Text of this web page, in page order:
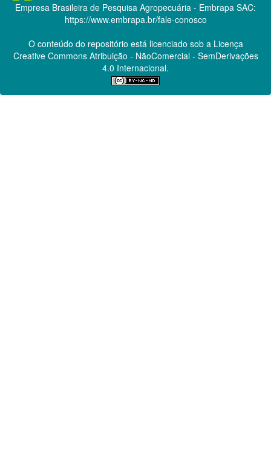
Empresa Brasileira de Pesquisa Agropecuária - Embrapa SAC:
https://www.embrapa.br/fale-conosco
O conteúdo do repositório está licenciado sob a Licença
Creative CommonsAtribuição - NãoComercial - SemDerivações
4.0 Internacional.